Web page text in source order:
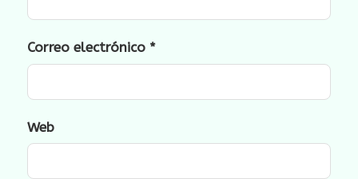
Correo electrónico *
Web